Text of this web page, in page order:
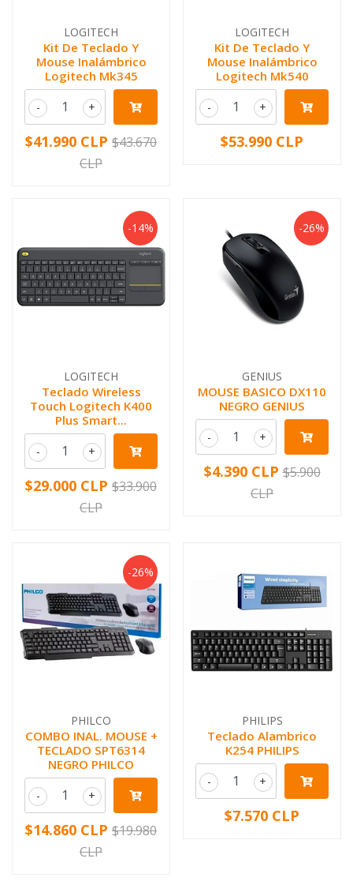
LOGITECH
Kit De Teclado Y
Mouse Inalámbrico
Logitech Mk345
+
-
$41.990 CLP $43.670
CLP
LOGITECH
Kit De Teclado Y
Mouse Inalámbrico
Logitech Mk540
+
-
$53.990 CLP
-14%
LOGITECH
Teclado Wireless
Touch Logitech K400
Plus Smart...
+
-
$29.000 CLP $33.900
CLP
-26%
GENIUS
MOUSE BASICO DX110
NEGRO GENIUS
+
-
$4.390 CLP $5.900
CLP
-26%
PHILCO
COMBO INAL. MOUSE +
TECLADO SPT6314
NEGRO PHILCO
+
-
$14.860 CLP $19.980
CLP
PHILIPS
Teclado Alambrico
K254 PHILIPS
+
-
$7.570 CLP